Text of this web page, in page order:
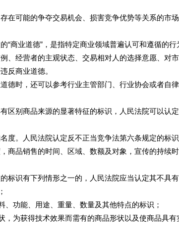
可能的争夺交易机会、损害竞争优势等关系的市
业道德”，是指特定商业领域普遍认可和遵循的行
、经营者的主观状态、交易相对人的选择意愿、对
反商业道德。
时，还可以参考行业主管部门、行业协会或者自律
别商品来源的显著特征的标识，人民法院可以认
。人民法院认定反不正当竞争法第六条规定的标
商品销售的时间、区域、数额及对象，宣传的持续
识有下列情形之一的，人民法院应当认定其不具有
功能、用途、重量、数量及其他特点的标识；
为获得技术效果而需有的商品形状以及使商品具有